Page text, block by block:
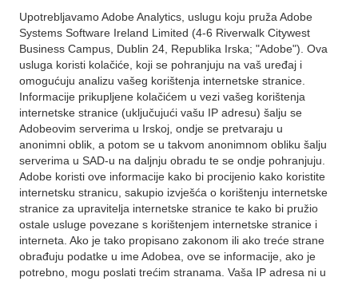
Upotrebljavamo Adobe Analytics, uslugu koju pruža Adobe
Systems Software Ireland Limited (4-6 Riverwalk Citywest
Business Campus, Dublin 24, Republika Irska; "Adobe"). Ova
usluga koristi kolačiće, koji se pohranjuju na vaš uređaj i
omogućuju analizu vašeg korištenja internetske stranice.
Informacije prikupljene kolačićem u vezi vašeg korištenja
internetske stranice (uključujući vašu IP adresu) šalju se
Adobeovim serverima u Irskoj, ondje se pretvaraju u
anonimni oblik, a potom se u takvom anonimnom obliku šalju
serverima u SAD-u na daljnju obradu te se ondje pohranjuju.
Adobe koristi ove informacije kako bi procijenio kako koristite
internetsku stranicu, sakupio izvješća o korištenju internetske
stranice za upravitelja internetske stranice te kako bi pružio
ostale usluge povezane s korištenjem internetske stranice i
interneta. Ako je tako propisano zakonom ili ako treće strane
obrađuju podatke u ime Adobea, ove se informacije, ako je
potrebno, mogu poslati trećim stranama. Vaša IP adresa ni u